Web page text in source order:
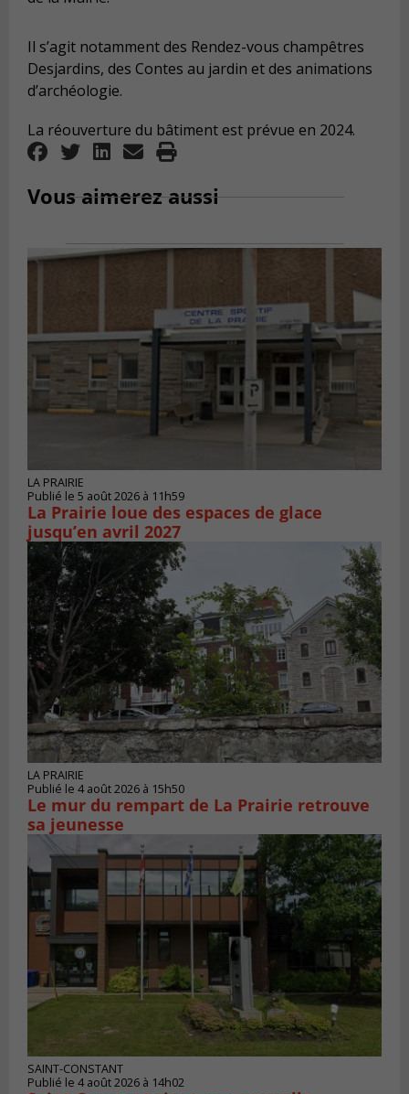
Il s’agit notamment des Rendez-vous champêtres
Desjardins, des Contes au jardin et des animations
d’archéologie.
La réouverture du bâtiment est prévue en 2024.
Vous aimerez aussi
LA PRAIRIE
Publié le 5 août 2026 à 11h59
La Prairie loue des espaces de glace
jusqu’en avril 2027
LA PRAIRIE
Publié le 4 août 2026 à 15h50
Le mur du rempart de La Prairie retrouve
sa jeunesse
SAINT-CONSTANT
Publié le 4 août 2026 à 14h02